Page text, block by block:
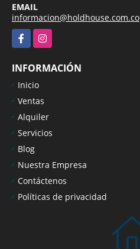
EMAIL
informacion@holdhouse.com.co
FacebookInstagram
INFORMACIÓN
Inicio
Ventas
Alquiler
Servicios
Blog
Nuestra Empresa
Contáctenos
Políticas de privacidad